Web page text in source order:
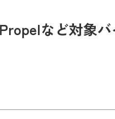
Propelなど対象